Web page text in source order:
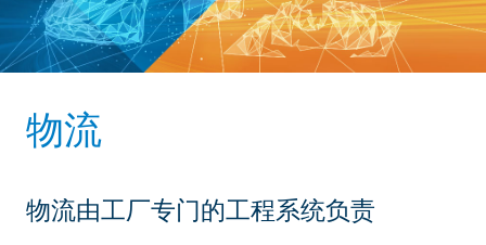
物流
物流由工厂专门的工程系统负责